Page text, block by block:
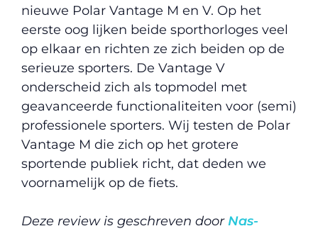
nieuwe Polar Vantage M en V. Op het
eerste oog lijken beide sporthorloges veel
op elkaar en richten ze zich beiden op de
serieuze sporters. De Vantage V
onderscheid zich als topmodel met
geavanceerde functionaliteiten voor (semi)
professionele sporters. Wij testen de Polar
Vantage M die zich op het grotere
sportende publiek richt, dat deden we
voornamelijk op de fiets.
Deze review is geschreven doorNas-